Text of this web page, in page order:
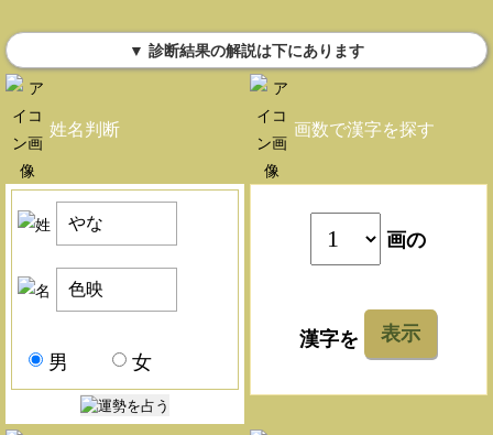
▼ 診断結果の解説は下にあります
姓名判断
男 女
画数で漢字を探す
画の
漢字を 表示